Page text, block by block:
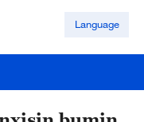
Language